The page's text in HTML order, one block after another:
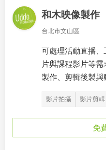
和木映像製作
台北市文山區
可處理活動直播
片與課程影片等
製作、剪輯後製與
影片拍攝 影片剪輯
免